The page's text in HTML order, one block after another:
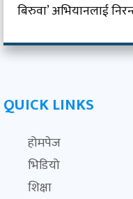
बिरुवा’ अभियानलाई
QUICK LINKS
होमपेज
भिडियो
शिक्षा